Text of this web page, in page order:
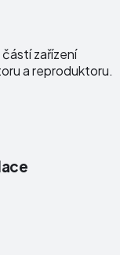
zařízení
a reproduktoru.